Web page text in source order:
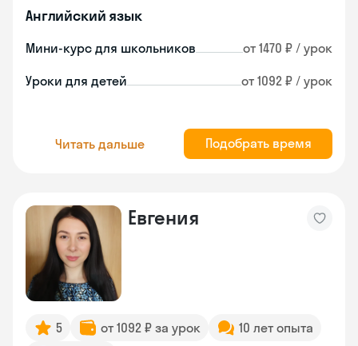
Английский язык
Мини-курс для школьников от 1470 ₽ / урок
Уроки для детей от 1092 ₽ / урок
Читать дальше Подобрать время
Евгения
5 от 1092 ₽ за урок
10 лет опыта